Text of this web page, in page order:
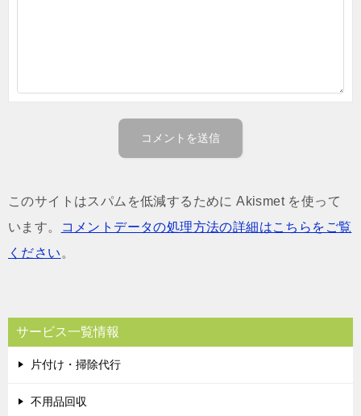
このサイトはスパムを低減するために Akismet を使って
います。
コメントデータの処理方法の詳細はこちらをご覧
ください 。
サービス一覧情報
片付け・掃除代行
不用品回収